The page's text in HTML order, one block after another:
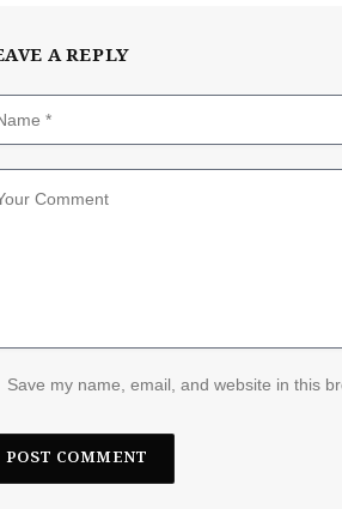
A REPLY
Save my name, email, and website in this